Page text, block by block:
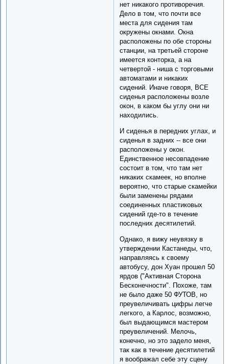
нет никакого противоречия.
Дело в том, что почти все
места для сидения там
окружены окнами. Окна
расположены по обе стороны
станции, на третьей стороне
имеется конторка, а на
четвертой - ниша с торговыми
автоматами и никаких
сидений. Иначе говоря, ВСЕ
сиденья расположены возле
окон, в каком бы углу они ни
находились.
И сиденья в передних углах, и
сиденья в задних -- все они
расположены у окон.
Единственное несовпадение
состоит в том, что там нет
никаких скамеек, но вполне
вероятно, что старые скамейки
были заменены рядами
соединенных пластиковых
сидений где-то в течение
последних десятилетий.
Однако, я вижу неувязку в
утверждении Кастанеды, что,
направляясь к своему
автобусу, дон Хуан прошел 50
ярдов ("Активная Сторона
Бесконечности". Похоже, там
не было даже 50 ФУТОВ, но
преувеличивать цифры легче
легкого, а Карлос, возможно,
был выдающимся мастером
преувеличений. Мелочь,
конечно, но это задело меня,
так как в течение десятилетий
я воображал себе эту сцену